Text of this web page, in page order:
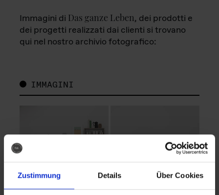
Zustimmung Details Über Cookies
Immagini di Das ganze Leben, dei prodotti e
dei progetti realizzati dai clienti si trovano
qui nel nostro archivio fotografico:
IMMAGINI